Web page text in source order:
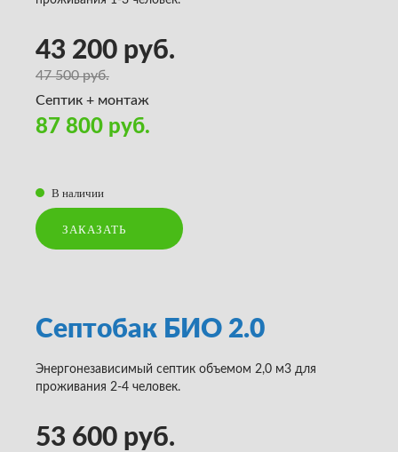
43 200 руб.
47 500 руб.
Септик + монтаж
87 800 руб.
В наличии
ЗАКАЗАТЬ
Септобак БИО 2.0
Энергонезависимый септик объемом 2,0 м3 для
проживания 2-4 человек.
53 600 руб.